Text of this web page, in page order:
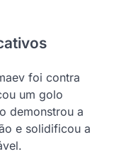
foi contra
um golo
demonstrou a
e solidificou a